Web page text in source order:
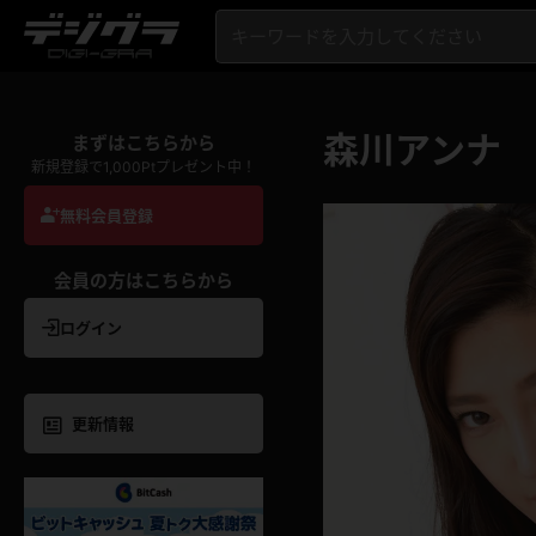
まずはこちらから
新規登録で1,000Ptプレゼント中！
無料会員登録
会員の方はこちらから
ログイン
更新情報
森川アンナ